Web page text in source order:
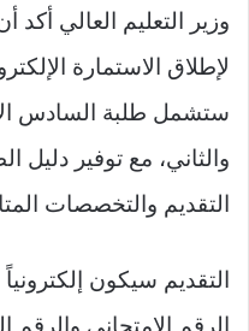
وزير التعليم العالي أكد
لإطلاق الاستمارة
ستشمل طلبة السادس
والثاني، مع توفير
التقديم والتخصصات
التقديم سيكون